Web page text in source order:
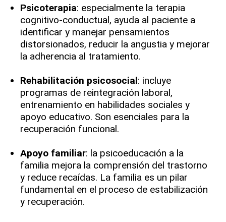
Psicoterapia: especialmente la terapia
cognitivo-conductual, ayuda al paciente a
identificar y manejar pensamientos
distorsionados, reducir la angustia y mejorar
la adherencia al tratamiento.
Rehabilitación psicosocial: incluye
programas de reintegración laboral,
entrenamiento en habilidades sociales y
apoyo educativo. Son esenciales para la
recuperación funcional.
Apoyo familiar: la psicoeducación a la
familia mejora la comprensión del trastorno
y reduce recaídas. La familia es un pilar
fundamental en el proceso de estabilización
y recuperación.